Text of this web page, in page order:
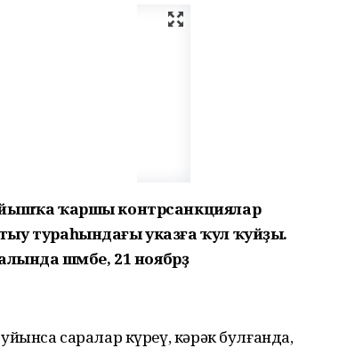
ҡаршы контрсанкциялар
тураһындағы указға ҡул ҡуйҙы.
шәмбе, 21 ноябрҙә
саралар күреү, кәрәк булғанда,